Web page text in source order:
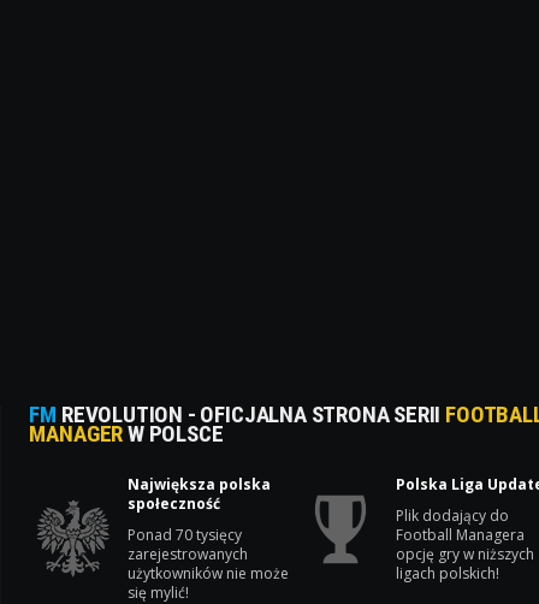
FM REVOLUTION - OFICJALNA STRONA SERII
MANAGERW POLSCE
Największa polska
społeczność
Ponad 70 tysięcy
zarejestrowanych
użytkowników nie może
się mylić!
Polska Liga
Plik dodający do
Football Managera
opcję gry w niższych
ligach polskich!